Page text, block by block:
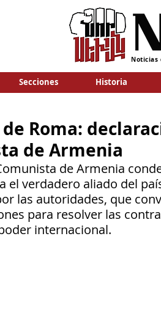
Noticias
Secciones Historia
Roma:
de Armenia
de Armenia
el verdadero aliado del
las autoridades, que
para resolver las
internacional.